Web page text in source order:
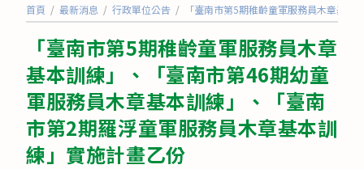
首頁 / 最新消息 / 行政單位公告 / 「臺南市第5期稚齡童軍服務員木章基
「臺南市第5期稚齡童軍服務員木章
基本訓練」、「臺南市第46期幼童
軍服務員木章基本訓練」、「臺南
市第2期羅浮童軍服務員木章基本訓
練」實施計畫乙份